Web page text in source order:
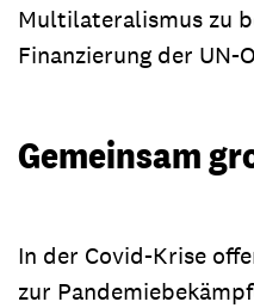
Multilateralismus zu
Finanzierung der UN-
Gemeinsam
In der Covid-Krise
zur